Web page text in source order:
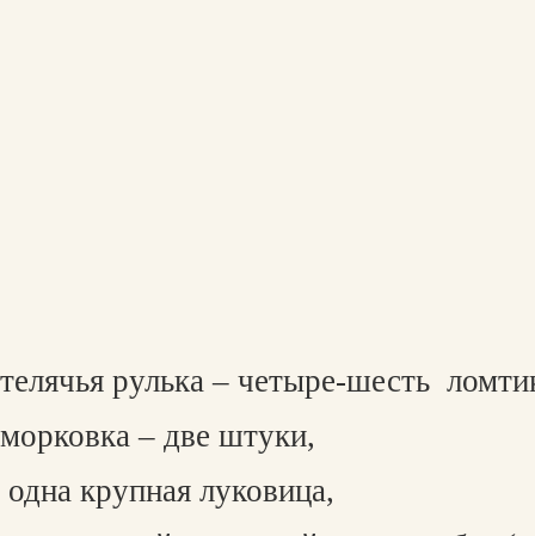
телячья рулька – четыре-шесть
морковка – две штуки,
одна крупная луковица,